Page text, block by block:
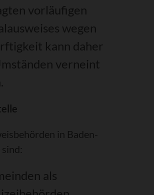
vorläufigen
wegen
kann daher
verneint
in Baden-
als